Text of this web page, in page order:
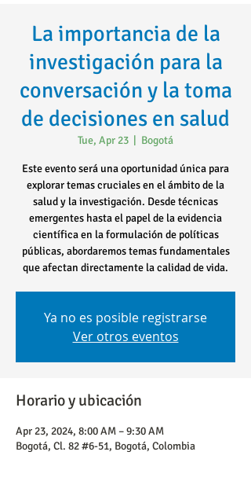
La importancia de la
investigación para la
conversación y la toma
de decisiones en salud
Tue, Apr 23 Bogotá
Este evento será una oportunidad única para
explorar temas cruciales en el ámbito de la
salud y la investigación. Desde técnicas
emergentes hasta el papel de la evidencia
científica en la formulación de políticas
públicas, abordaremos temas fundamentales
que afectan directamente la calidad de vida.
Ya no es posible registrarse
Ver otros eventos
Horario y ubicación
Apr 23, 2024, 8:00 AM – 9:30 AM
Bogotá, Cl. 82 #6-51, Bogotá, Colombia